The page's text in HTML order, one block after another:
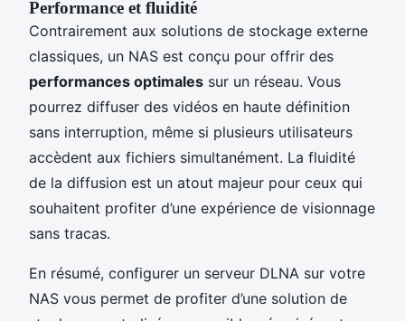
Performance et fluidité
Contrairement aux solutions de stockage externe
classiques, un NAS est conçu pour offrir des
performances optimales sur un réseau. Vous
pourrez diffuser des vidéos en haute définition
sans interruption, même si plusieurs utilisateurs
accèdent aux fichiers simultanément. La fluidité
de la diffusion est un atout majeur pour ceux qui
souhaitent profiter d’une expérience de visionnage
sans tracas.
En résumé, configurer un serveur DLNA sur votre
NAS vous permet de profiter d’une solution de